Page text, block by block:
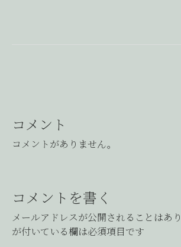
コメント
コメントがありません。
コメントを書く
メールアドレスが公開されることはあり
が付いている欄は必須項目です